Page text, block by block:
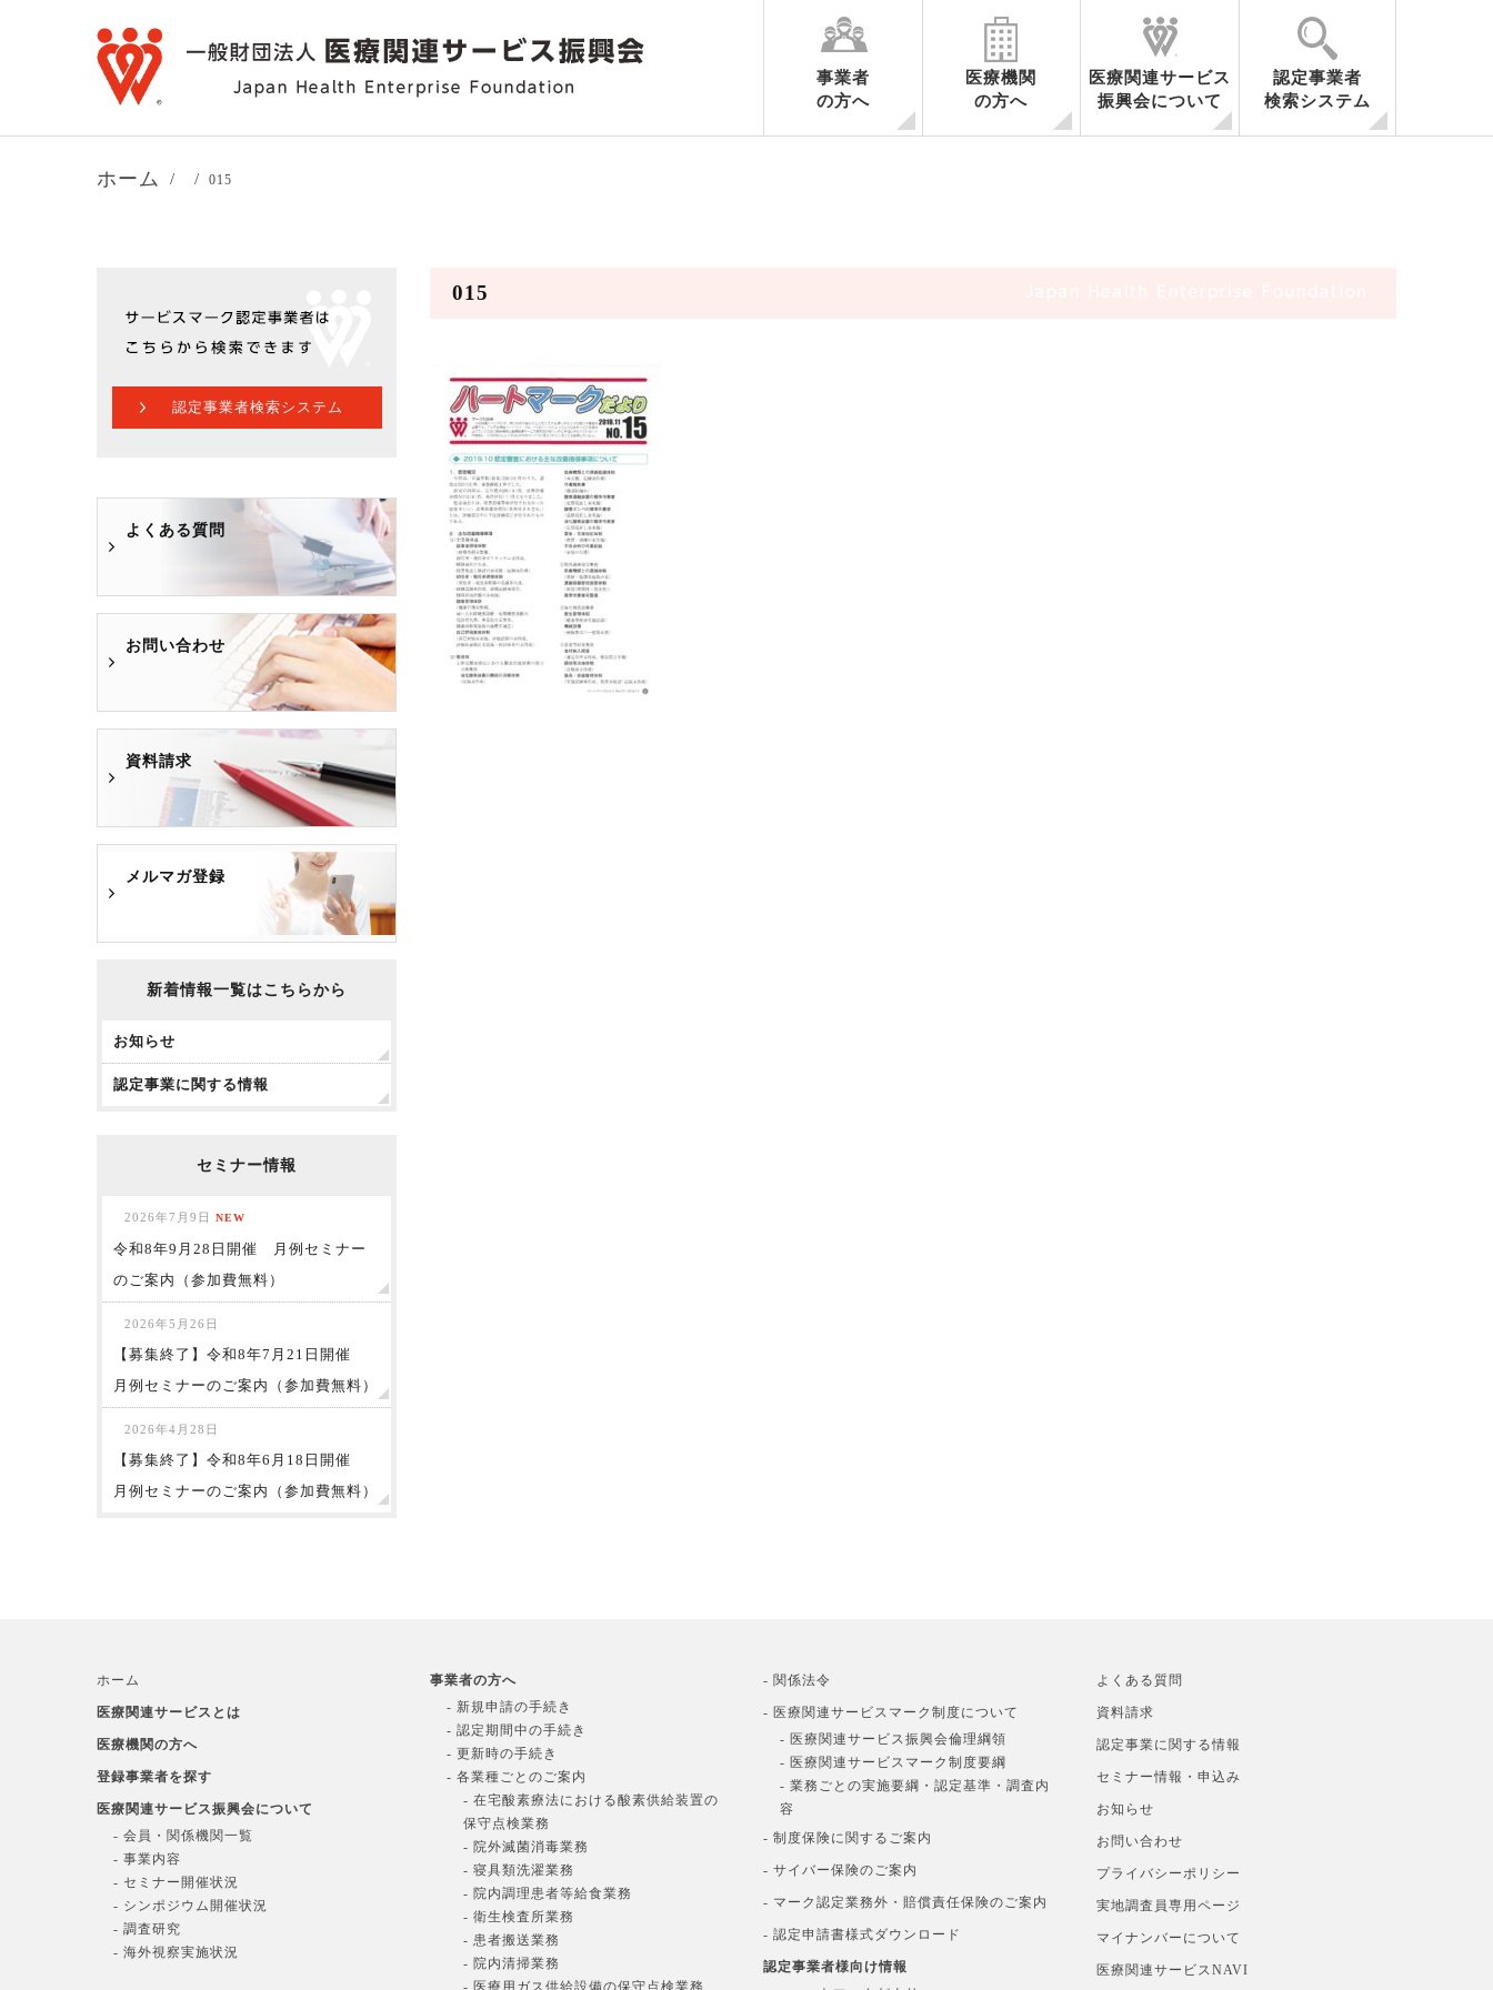
事業者
の方へ
医療機関
の方へ
医療関連サービス
振興会について
認定事業者
検索システム
ホーム 015
015
認定事業者検索システム
よくある質問
お問い合わせ
資料請求
メルマガ登録
新着情報一覧はこちらから
お知らせ
認定事業に関する情報
セミナー情報
2026年7月9日 NEW
令和8年9月28日開催 月例セミナー
のご案内（参加費無料）
2026年5月26日
【募集終了】令和8年7月21日開催
月例セミナーのご案内（参加費無料）
2026年4月28日
【募集終了】令和8年6月18日開催
月例セミナーのご案内（参加費無料）
ホーム
医療関連サービスとは
医療機関の方へ
登録事業者を探す
医療関連サービス振興会について
- 会員・関係機関一覧
- 事業内容
- セミナー開催状況
- シンポジウム開催状況
- 調査研究
- 海外視察実施状況
事業者の方へ
- 新規申請の手続き
- 認定期間中の手続き
- 更新時の手続き
- 各業種ごとのご案内
- 在宅酸素療法における酸素供給装置の
保守点検業務
- 院外滅菌消毒業務
- 寝具類洗濯業務
- 院内調理患者等給食業務
- 衛生検査所業務
- 患者搬送業務
- 院内清掃業務
- 医療用ガス供給設備の保守点検業務
- 関係法令
- 医療関連サービスマーク制度について
- 医療関連サービス振興会倫理綱領
- 医療関連サービスマーク制度要綱
- 業務ごとの実施要綱・認定基準・調査内
容
- 制度保険に関するご案内
- サイバー保険のご案内
- マーク認定業務外・賠償責任保険のご案内
- 認定申請書様式ダウンロード
認定事業者様向け情報
よくある質問
資料請求
認定事業に関する情報
セミナー情報・申込み
お知らせ
お問い合わせ
プライバシーポリシー
実地調査員専用ページ
マイナンバーについて
医療関連サービスNAVI